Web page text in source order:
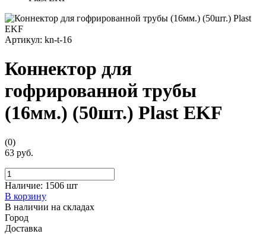
Артикул: kn-t-16
Коннектор для
гофрированной трубы
(16мм.) (50шт.) Plast EKF
(0)
63 руб.
Наличие: 1506 шт
В корзину
В наличии на складах
Город
Доставка